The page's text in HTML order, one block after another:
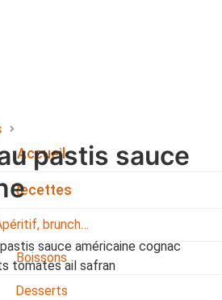
Accueil
Recettes
brunch…
Boissons
Desserts
pastis sauce
sauce américaine cognac
tomates ail safran